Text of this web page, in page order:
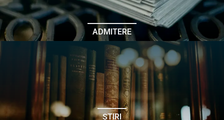
Erasmus & Internațional
Despre Facultate
ADMITERE
ȘTIRI